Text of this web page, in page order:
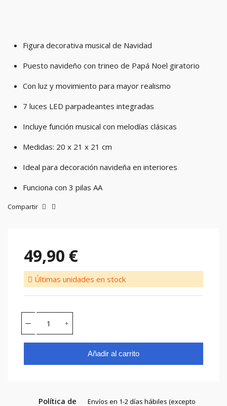
Figura decorativa musical de Navidad
Puesto navideño con trineo de Papá Noel giratorio
Con luz y movimiento para mayor realismo
7 luces LED parpadeantes integradas
Incluye función musical con melodías clásicas
Medidas: 20 x 21 x 21 cm
Ideal para decoración navideña en interiores
Funciona con 3 pilas AA
Compartir
49,90 €
Últimas unidades en stock
Añadir al carrito
Política de
Envíos en 1-2 días hábiles (excepto